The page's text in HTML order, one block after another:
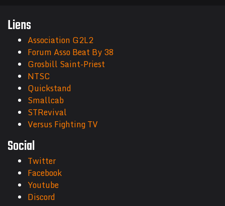
Liens
Association G2L2
Forum Asso Beat By 38
Grosbill Saint-Priest
NTSC
Quickstand
Smallcab
STRevival
Versus Fighting TV
Social
Twitter
Facebook
Youtube
Discord